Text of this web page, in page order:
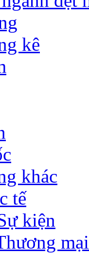
kê
khác
tế
kiện